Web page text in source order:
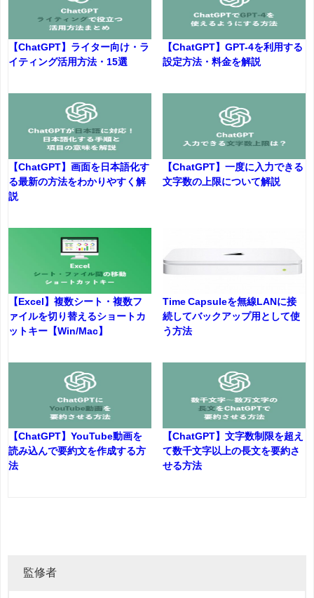
【ChatGPT】ライター向け・ラ
イティング活用方法・15選
【ChatGPT】GPT-4を利用する
設定方法・料金を解説
【ChatGPT】画面を日本語化す
る最新の方法をわかりやすく解
説
【ChatGPT】一度に入力できる
文字数の上限について解説
【Excel】複数シート・複数フ
ァイルを切り替えるショートカ
ットキー【Win/Mac】
Time Capsuleを無線LANに接
続してバックアップ用として使
う方法
【ChatGPT】YouTube動画を
読み込んで要約文を作成する方
法
【ChatGPT】文字数制限を超え
て数千文字以上の長文を要約さ
せる方法
監修者